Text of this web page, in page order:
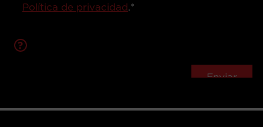
Política de privacidad.*
?